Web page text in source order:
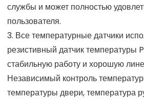
службы и может полностью
пользователя.
3. Все температурные датчики
резистивный датчик температуры
стабильную работу и хорошую
Независимый контроль
температуры двери, температура